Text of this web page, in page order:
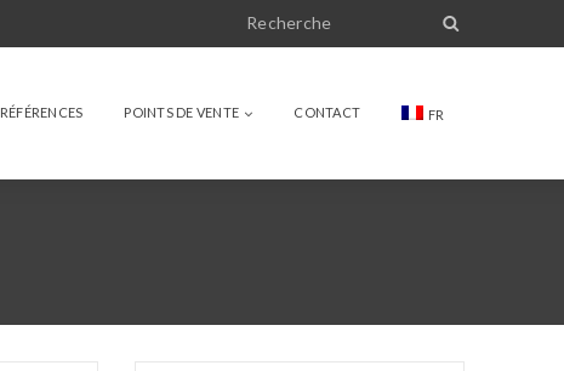
RÉFÉRENCES POINTS DE VENTE CONTACT FR